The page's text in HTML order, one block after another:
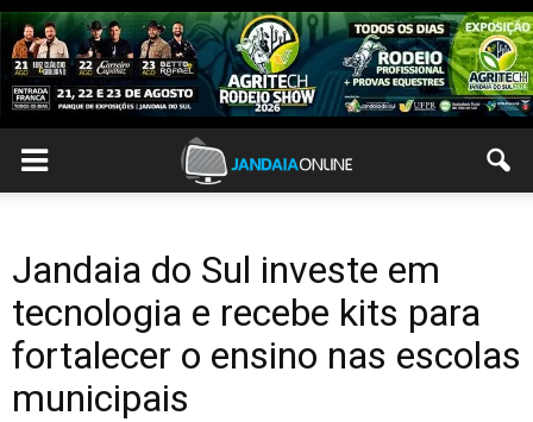
Jandaia do Sul investe em
tecnologia e recebe kits para
fortalecer o ensino nas escolas
municipais